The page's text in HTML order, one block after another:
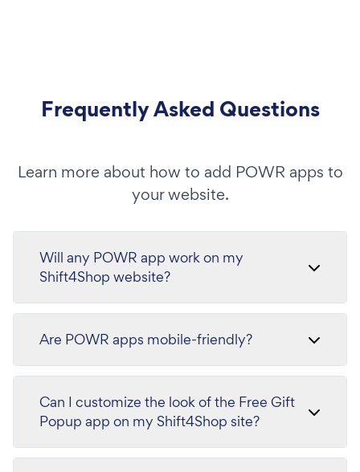
Frequently Asked Questions
Learn more about how to add POWR apps to
your website.
Will any POWR app work on my
Shift4Shop website?
Are POWR apps mobile-friendly?
Can I customize the look of the Free Gift
Popup app on my Shift4Shop site?